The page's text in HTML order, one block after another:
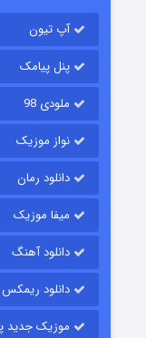
آپ تیون
پنل پیامک
ملودی 98
نواز موزیک
دانلود رمان
میفا موزیک
دانلود آهنگ
دانلود ریمکس
موزیک جدید